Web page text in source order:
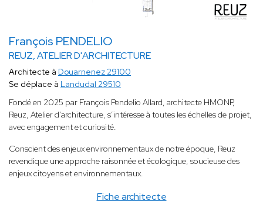
François PENDELIO
REUZ, ATELIER D'ARCHITECTURE
Fiche architecte
Architecte à Douarnenez 29100
Se déplace à Landudal 29510
Fondé en 2025 par François Pendelio Allard, architecte HMONP,
Reuz, Atelier d’architecture, s’intéresse à toutes les échelles de projet,
avec engagement et curiosité.
Conscient des enjeux environnementaux de notre époque, Reuz
revendique une approche raisonnée et écologique, soucieuse des
enjeux citoyens et environnementaux.